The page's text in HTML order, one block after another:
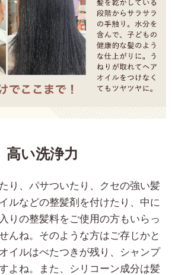
高い洗浄力
り、パサついたり、クセの強い髪
ルなどの整髪剤を付けたり、中に
りの整髪料をご使用の方もいらっ
んね。そのような方はご存じかと
イルはべたつきが残り、シャンプ
よね。また、シリコーン成分は髪